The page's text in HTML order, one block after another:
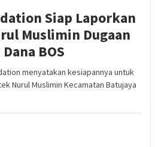
Siap Laporkan
Muslimin Dugaan
BOS
menyatakan kesiapannya untuk
Nurul Muslimin Kecamatan Batujaya